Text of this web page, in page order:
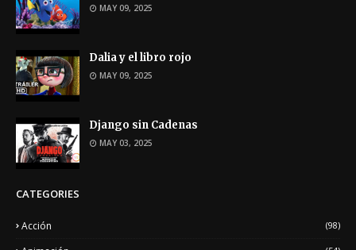
MAY 09, 2025
Dalia y el libro rojo
MAY 09, 2025
Django sin Cadenas
MAY 03, 2025
CATEGORIES
Acción (98)